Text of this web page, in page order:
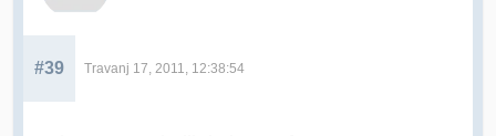
#39 Travanj 17, 2011, 12:38:54